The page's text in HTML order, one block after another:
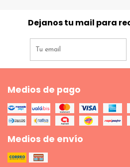
Dejanos tu mail para
Medios de pago
Medios de envío